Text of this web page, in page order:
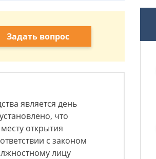
Задать вопрос
является день
что
открытия
с законом
лицу